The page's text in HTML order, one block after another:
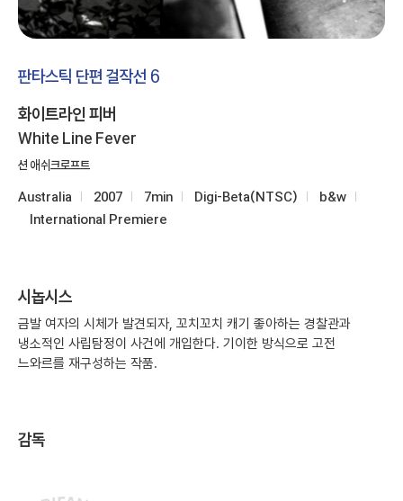
판타스틱 단편 걸작선 6
화이트라인 피버
White Line Fever
션 애쉬크로프트
Australia 2007 7min Digi-Beta(NTSC)
b&w
International Premiere
시놉시스
금발 여자의 시체가 발견되자, 꼬치꼬치 캐기 좋아하는 경찰관과
냉소적인 사립탐정이 사건에 개입한다. 기이한 방식으로 고전
느와르를 재구성하는 작품.
감독